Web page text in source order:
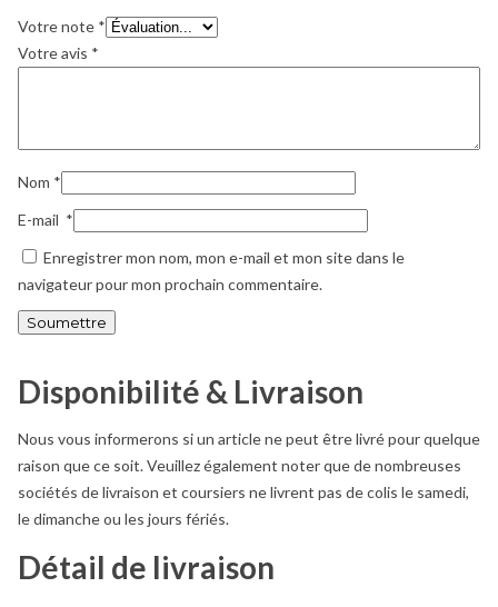
Votre note *
Votre avis *
Nom *
E-mail *
Enregistrer mon nom, mon e-mail et mon site dans le
navigateur pour mon prochain commentaire.
Disponibilité & Livraison
Nous vous informerons si un article ne peut être livré pour quelque
raison que ce soit. Veuillez également noter que de nombreuses
sociétés de livraison et coursiers ne livrent pas de colis le samedi,
le dimanche ou les jours fériés.
Détail de livraison